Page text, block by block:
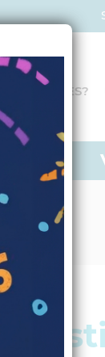
NECESSITES?